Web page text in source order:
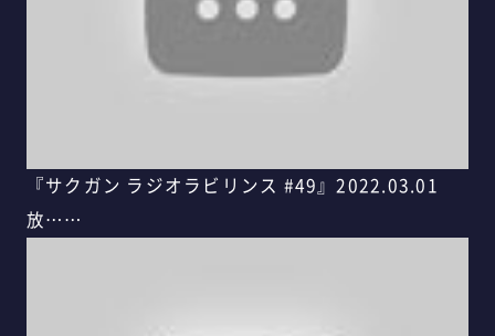
『サクガン ラジオラビリンス #49』2022.03.01
放……